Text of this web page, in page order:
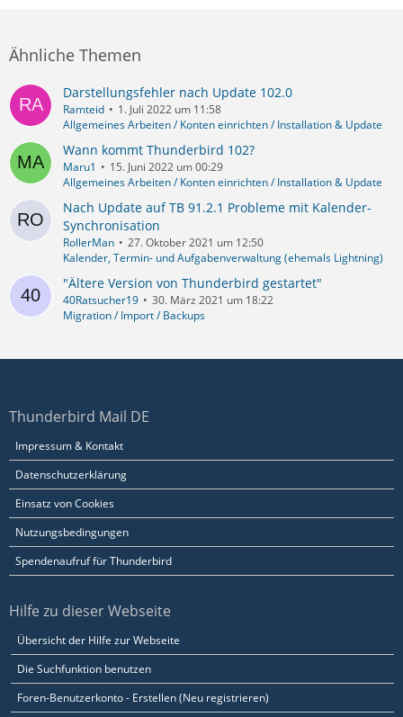
Ähnliche Themen
Darstellungsfehler nach Update 102.0
Ramteid
1. Juli 2022 um 11:58
Allgemeines Arbeiten / Konten einrichten / Installation & Update
Wann kommt Thunderbird 102?
Maru1
15. Juni 2022 um 00:29
Allgemeines Arbeiten / Konten einrichten / Installation & Update
Nach Update auf TB 91.2.1 Probleme mit Kalender-
Synchronisation
RollerMan
27. Oktober 2021 um 12:50
Kalender, Termin- und Aufgabenverwaltung (ehemals Lightning)
"Ältere Version von Thunderbird gestartet"
40Ratsucher19
30. März 2021 um 18:22
Migration / Import / Backups
Thunderbird Mail DE
Impressum & Kontakt
Datenschutzerklärung
Einsatz von Cookies
Nutzungsbedingungen
Spendenaufruf für Thunderbird
Hilfe zu dieser Webseite
Übersicht der Hilfe zur Webseite
Die Suchfunktion benutzen
Foren-Benutzerkonto - Erstellen (Neu registrieren)